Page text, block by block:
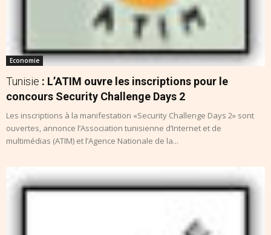
Economie
Tunisie : L’ATIM ouvre les inscriptions pour le
concours Security Challenge Days 2
Les inscriptions à la manifestation «Security Challenge Days 2» sont
ouvertes, annonce l’Association tunisienne d’Internet et de
multimédias (ATIM) et l’Agence Nationale de la...